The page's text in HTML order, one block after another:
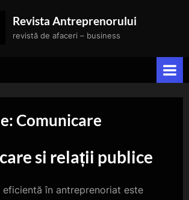
Revista Antreprenorului
revistă de afaceri – business
Comunicare
si relații publice
eficientă în antreprenoriat este